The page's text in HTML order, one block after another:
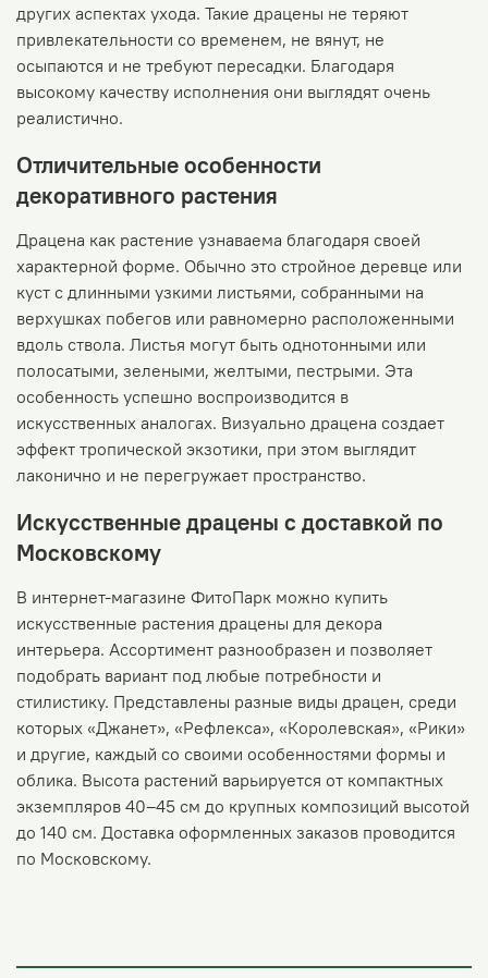
других аспектах ухода. Такие драцены не теряют
привлекательности со временем, не вянут, не
осыпаются и не требуют пересадки. Благодаря
высокому качеству исполнения они выглядят очень
реалистично.
Отличительные особенности
декоративного растения
Драцена как растение узнаваема благодаря своей
характерной форме. Обычно это стройное деревце или
куст с длинными узкими листьями, собранными на
верхушках побегов или равномерно расположенными
вдоль ствола. Листья могут быть однотонными или
полосатыми, зелеными, желтыми, пестрыми. Эта
особенность успешно воспроизводится в
искусственных аналогах. Визуально драцена создает
эффект тропической экзотики, при этом выглядит
лаконично и не перегружает пространство.
Искусственные драцены с доставкой по
Московскому
В интернет-магазине ФитоПарк можно купить
искусственные растения драцены для декора
интерьера. Ассортимент разнообразен и позволяет
подобрать вариант под любые потребности и
стилистику. Представлены разные виды драцен, среди
которых «Джанет», «Рефлекса», «Королевская», «Рики»
и другие, каждый со своими особенностями формы и
облика. Высота растений варьируется от компактных
экземпляров 40–45 см до крупных композиций высотой
до 140 см. Доставка оформленных заказов проводится
по Московскому.